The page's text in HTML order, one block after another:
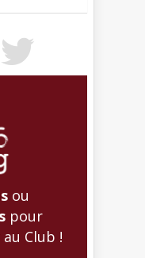
ou
pour
Club !